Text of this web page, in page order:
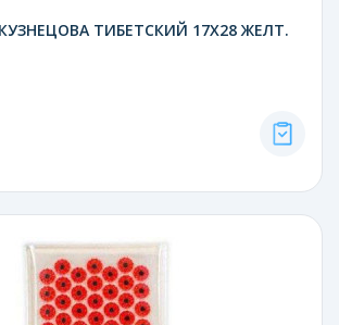
ТИБЕТСКИЙ 17Х28 ЖЕЛТ.